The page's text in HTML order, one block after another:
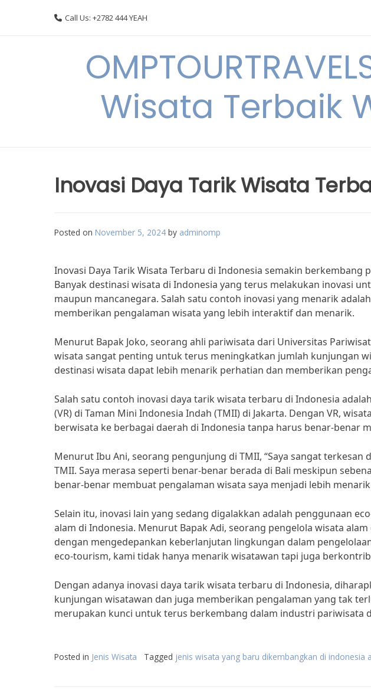
Call Us: +2782 444 YEAH
Wisata Terbaik
Inovasi Daya Tarik Wisata
Posted on November 5, 2024 by adminomp
Inovasi Daya Tarik Wisata Terbaru di Indonesia semakin berkembang
Banyak destinasi wisata di Indonesia yang terus melakukan inovasi
maupun mancanegara. Salah satu contoh inovasi yang menarik
memberikan pengalaman wisata yang lebih interaktif dan menarik.
Menurut Bapak Joko, seorang ahli pariwisata dari Universitas
wisata sangat penting untuk terus meningkatkan jumlah kunjungan
destinasi wisata dapat lebih menarik perhatian dan memberikan
Salah satu contoh inovasi daya tarik wisata terbaru di Indonesia
(VR) di Taman Mini Indonesia Indah (TMII) di Jakarta. Dengan VR,
berwisata ke berbagai daerah di Indonesia tanpa harus benar-benar
Menurut Ibu Ani, seorang pengunjung di TMII, “Saya sangat terkesan
TMII. Saya merasa seperti benar-benar berada di Bali meskipun
benar-benar membuat pengalaman wisata saya menjadi lebih
Selain itu, inovasi lain yang sedang digalakkan adalah penggunaan
alam di Indonesia. Menurut Bapak Adi, seorang pengelola wisata
dengan mengedepankan keberlanjutan lingkungan dalam
eco-tourism, kami tidak hanya menarik wisatawan tapi juga
Dengan adanya inovasi daya tarik wisata terbaru di Indonesia,
kunjungan wisatawan dan juga memberikan pengalaman yang tak
merupakan kunci untuk terus berkembang dalam industri pariwisata
Posted in Jenis Wisata Tagged jenis wisata yang baru dikembangkan di indonesia